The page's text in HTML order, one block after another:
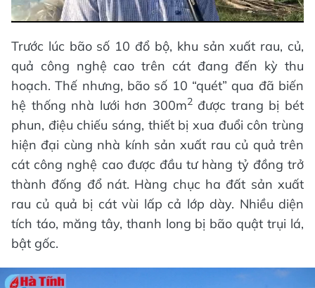
Trước lúc bão số 10 đổ bộ, khu sản xuất rau, củ,
quả công nghệ cao trên cát đang đến kỳ thu
hoạch. Thế nhưng, bão số 10 “quét” qua đã biến
hệ thống nhà lưới hơn 300m2được trang bị bét
phun, điệu chiếu sáng, thiết bị xua đuổi côn trùng
hiện đại cùng nhà kính sản xuất rau củ quả trên
cát công nghệ cao được đầu tư hàng tỷ đồng trở
thành đống đổ nát. Hàng chục ha đất sản xuất
rau củ quả bị cát vùi lấp cả lớp dày. Nhiều diện
tích táo, măng tây, thanh long bị bão quật trụi lá,
bật gốc.